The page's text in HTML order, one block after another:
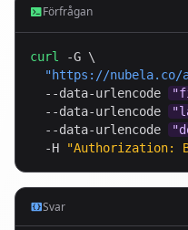
Förfrågan
curl
-G \
"https://nubela.co/
  --data-urlencode
  --data-urlencode
  --data-urlencode
  -H
"Authorization:
Svar